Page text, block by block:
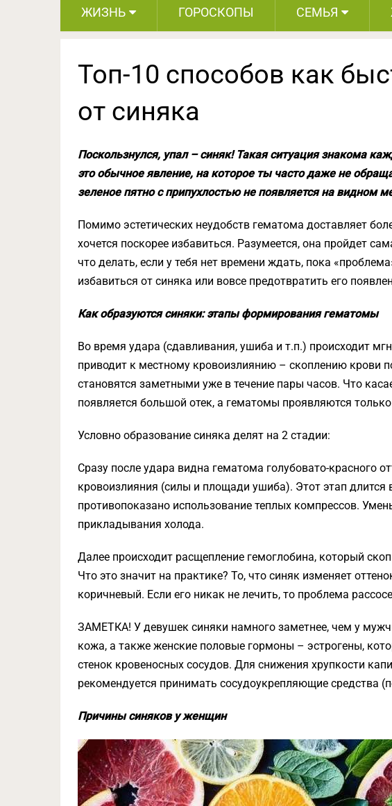
ЖИЗНЬ ГОРОСКОПЫ СЕМЬЯ
Топ-10 способов как
от синяка
Поскользнулся, упал – синяк! Такая ситуация знакома
это обычное явление, на которое ты часто даже не
зеленое пятно с припухлостью не появляется на видном
Помимо эстетических неудобств гематома доставляет
хочется поскорее избавиться. Разумеется, она пройдет
что делать, если у тебя нет времени ждать, пока
избавиться от синяка или вовсе предотвратить его
Как образуются синяки: этапы формирования гематомы
Во время удара (сдавливания, ушиба и т.п.) происходит
приводит к местному кровоизлиянию – скоплению крови
становятся заметными уже в течение пары часов. Что
появляется большой отек, а гематомы проявляются
Условно образование синяка делят на 2 стадии:
Сразу после удара видна гематома голубовато-красного
кровоизлияния (силы и площади ушиба). Этот этап длится
противопоказано использование теплых компрессов.
прикладывания холода.
Далее происходит расщепление гемоглобина, который
Что это значит на практике? То, что синяк изменяет
коричневый. Если его никак не лечить, то проблема
ЗАМЕТКА! У девушек синяки намного заметнее, чем у
кожа, а также женские половые гормоны – эстрогены,
стенок кровеносных сосудов. Для снижения хрупкости
рекомендуется принимать сосудоукрепляющие средства
Причины синяков у женщин